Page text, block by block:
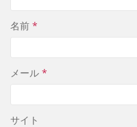
名前 *
メール *
サイト